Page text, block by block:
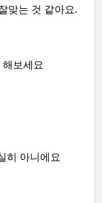
맞는 것 같아요.
보세요
히 아니에요